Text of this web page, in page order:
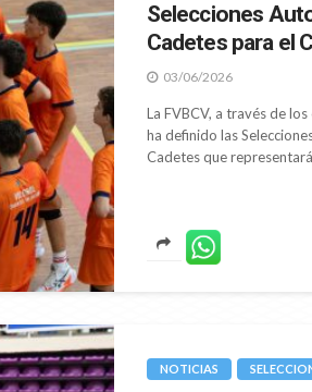
Selecciones
Cadetes para el
03/06/2026
La FVBCV, a través de
ha definido las
Cadetes que
NOTICIAS